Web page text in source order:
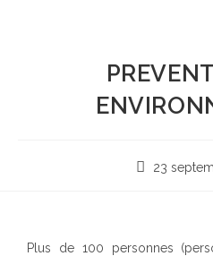
23
Plus de 100 personnes